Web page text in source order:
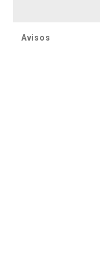
Avisos